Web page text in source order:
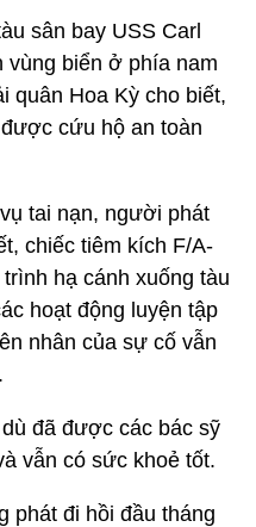
sân bay USS Carl
vùng biển ở phía nam
quân Hoa Kỳ cho biết,
cứu hộ an toàn
tai nạn, người phát
chiếc tiêm kích F/A-
hạ cánh xuống tàu
hoạt động luyện tập
nhân của sự cố vẫn
đã được các bác sỹ
vẫn có sức khoẻ tốt.
phát đi hồi đầu tháng